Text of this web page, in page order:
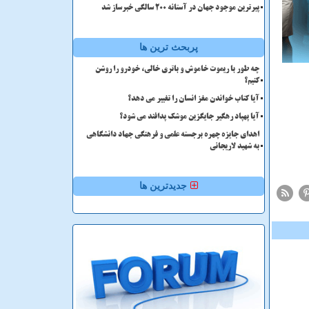
پیرترین موجود جهان در آستانه ۲۰۰ سالگی خبرساز شد
پربحث ترین ها
چه طور با ریموت خاموش و باتری خالی، خودرو را روشن
کنیم؟
آیا کتاب خواندن مغز انسان را تغییر می دهد؟
آیا پهپاد رهگیر جایگزین موشک پدافند می شود؟
اهدای جایزه چهره برجسته علمی و فرهنگی جهاد دانشگاهی
به شهید لاریجانی
جدیدترین ها